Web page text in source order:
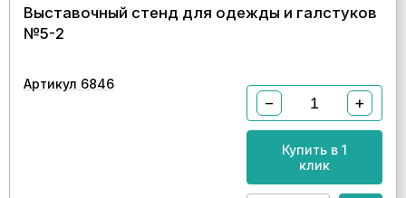
Выставочный стенд для одежды и галстуков
№5-2
Артикул 6846
− +
Купить в 1
клик